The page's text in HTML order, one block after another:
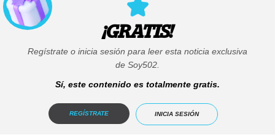
¡GRATIS!
Regístrate o inicia sesión para leer esta noticia exclusiva
de Soy502.
Sí, este contenido es totalmente gratis.
REGÍSTRATE INICIA SESIÓN